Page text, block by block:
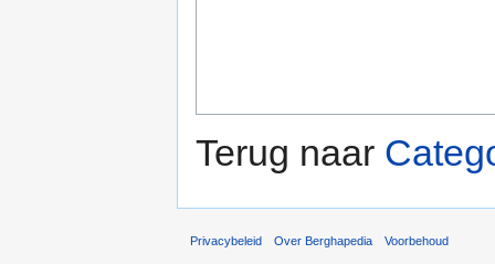
Terug naar
Privacybeleid Over Berghapedia Voorbehoud